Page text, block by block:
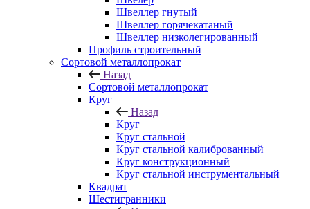
Швеллер гнутый
Швеллер горячекатаный
Швеллер низколегированный
Профиль строительный
Сортовой металлопрокат
Назад
Сортовой металлопрокат
Круг
Назад
Круг
Круг стальной
Круг стальной калиброванный
Круг конструкционный
Круг стальной инструментальный
Квадрат
Шестигранники